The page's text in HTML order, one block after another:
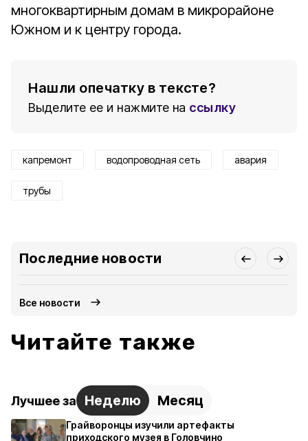
многоквартирным домам в микрорайоне
Южном и к центру города.
Нашли опечатку в тексте?
Выделите ее и нажмите на ссылку
капремонт водопроводная сеть авария
трубы
Последние новости
Все новости
Читайте также
Лучшее за Неделю Месяц
Грайворонцы изучили артефакты
приходского музея в Головчино